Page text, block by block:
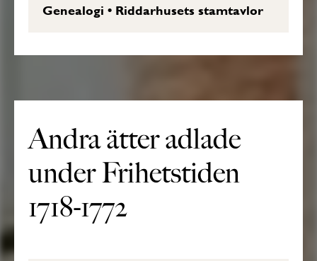
Genealogi • Riddarhusets stamtavlor
Andra ätter adlade
under Frihetstiden
1718-1772